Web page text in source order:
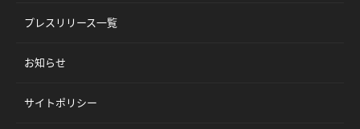
プレスリリース一覧
お知らせ
サイトポリシー